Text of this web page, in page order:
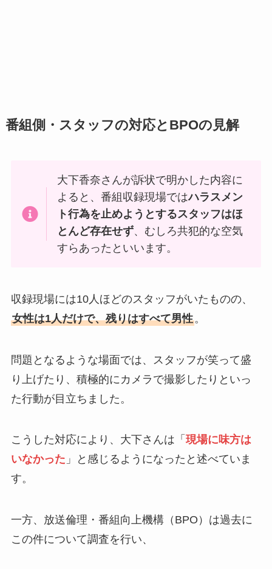
番組側・スタッフの対応とBPOの見解
大下香奈さんが訴状で明かした内容に
よると、番組収録現場ではハラスメン
ト行為を止めようとするスタッフはほ
とんど存在せず、むしろ共犯的な空気
すらあったといいます。
収録現場には10人ほどのスタッフがいたものの、
女性は1人だけで、残りはすべて男性。
問題となるような場面では、スタッフが笑って盛
り上げたり、積極的にカメラで撮影したりといっ
た行動が目立ちました。
こうした対応により、大下さんは「 現場に味方は
いなかった 」と感じるようになったと述べていま
す。
一方、放送倫理・番組向上機構（BPO）は過去に
この件について調査を行い、